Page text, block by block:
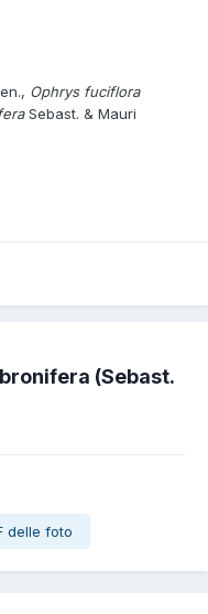
Ophrys fuciflora
Sebast. & Mauri
(Sebast.
delle foto